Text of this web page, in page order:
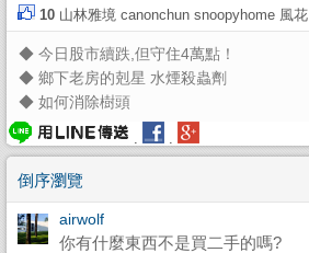
10 山林雅境 canonchun snoopyhome 風花
◆ 今日股市續跌,但守住4萬點！
◆ 鄉下老房的剋星 水煙殺蟲劑
◆ 如何消除樹頭
. .
倒序瀏覽
airwolf
你有什麼東西不是買二手的嗎?